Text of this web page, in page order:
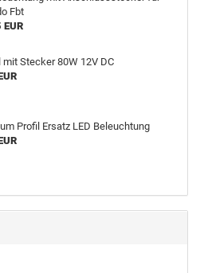
Fbt
mit Ste­cker 80W 12V DC
Pro­fil Er­satz LED Be­leuch­tung